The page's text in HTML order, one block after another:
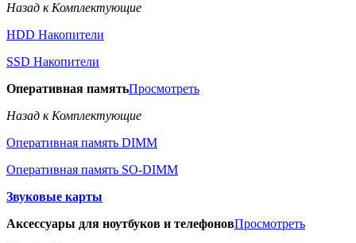
Назад к Комплектующие
HDD Накопители
SSD Накопители
Оперативная памятьПросмотреть
Назад к Комплектующие
Оперативная память DIMM
Оперативная память SO-DIMM
Звуковые карты
Аксессуары для ноутбуков и телефоновПросмотреть